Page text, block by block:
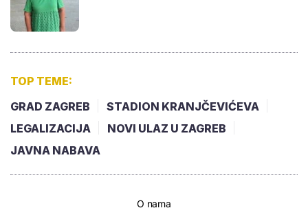
TOP TEME:
GRAD ZAGREB
STADION KRANJČEVIĆEVA
LEGALIZACIJA
NOVI ULAZ U ZAGREB
JAVNA NABAVA
O nama